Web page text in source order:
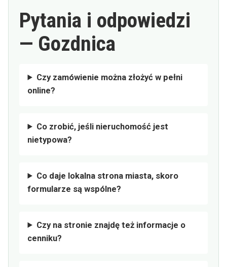
Pytania i odpowiedzi
— Gozdnica
Czy zamówienie można złożyć w pełni
online?
Co zrobić, jeśli nieruchomość jest
nietypowa?
Co daje lokalna strona miasta, skoro
formularze są wspólne?
Czy na stronie znajdę też informacje o
cenniku?